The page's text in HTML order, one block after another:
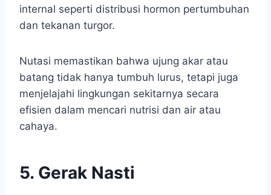
internal seperti distribusi hormon pertumbuhan
dan tekanan turgor.
Nutasi memastikan bahwa ujung akar atau
batang tidak hanya tumbuh lurus, tetapi juga
menjelajahi lingkungan sekitarnya secara
efisien dalam mencari nutrisi dan air atau
cahaya.
5. Gerak Nasti